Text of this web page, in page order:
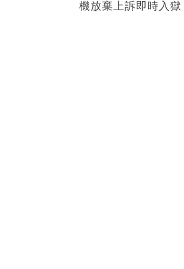
機放棄上訴即時入獄